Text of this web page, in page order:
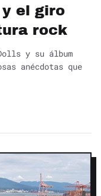
el giro
rock
y su álbum
anécdotas que